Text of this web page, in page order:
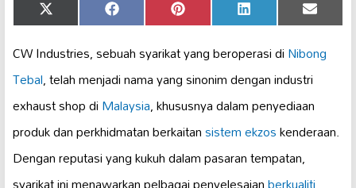
Share
on
X
(Twitter)
Share
on
Facebook Share
on
Pinterest Share
on
LinkedIn Share
on
Email
CW Industries, sebuah syarikat yang beroperasi diNibong
Tebal, telah menjadi nama yang sinonim dengan industri
exhaust shop diMalaysia, khususnya dalam penyediaan
produk dan perkhidmatan berkaitansistem ekzoskenderaan.
Dengan reputasi yang kukuh dalam pasaran tempatan,